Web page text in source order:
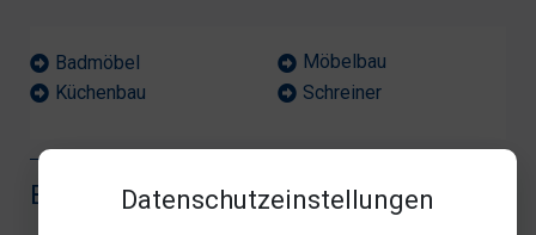
Datenschutzeinstellungen
Badmöbel
Küchenbau
Möbelbau
Schreiner
BEWERTUNG